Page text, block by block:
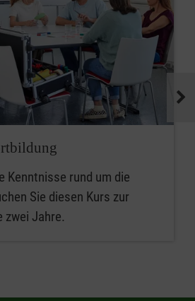
Kenntnisse rund um die
Sie diesen Kurs zur
zwei Jahre.